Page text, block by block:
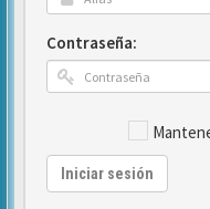
Contraseña:
Iniciar sesión